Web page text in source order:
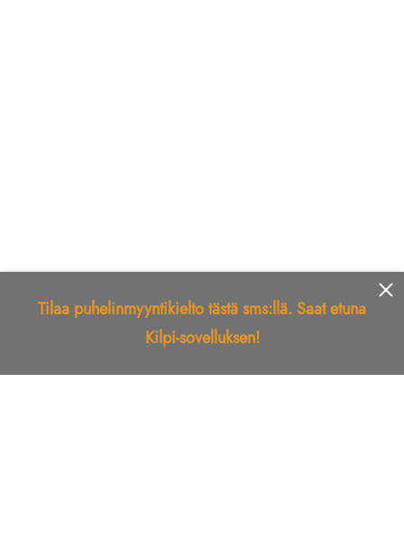
Tilaa puhelinmyyntikielto tästä sms:llä. Saat etuna
Kilpi-sovelluksen!